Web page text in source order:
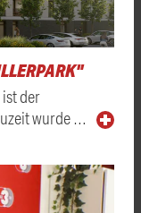
ist der
wurde …